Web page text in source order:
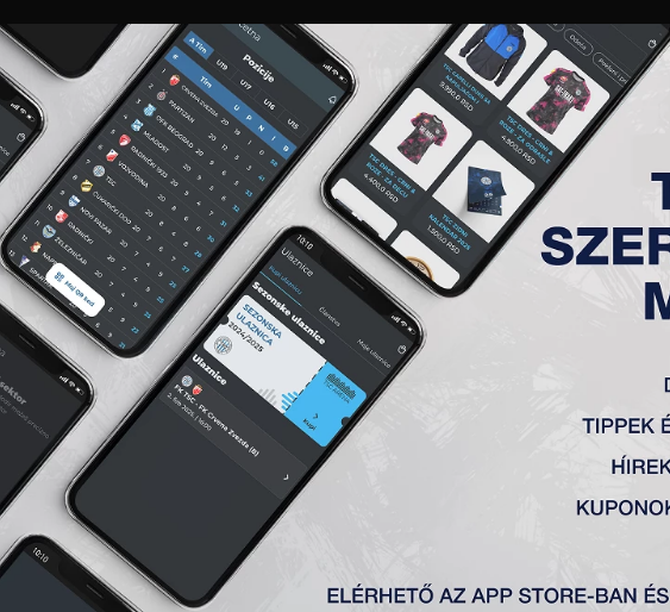
NEWS GALÉRIA „A” CSAPAT TAGSÁG JEGYEK AKKREDITÁCIÓ KLUB AKADÉMIA NŐI
23) 30. FORDULÓ, VOŽDOVAC
(Topolya) 1:3
– Petrović, Kuveljić (Krpić 76′), Đakovac, Cvetković – L. Ilić
30′, Mirchevski 90+